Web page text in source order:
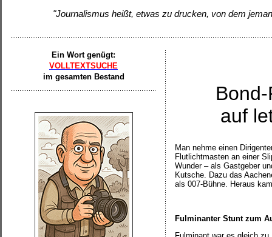
"Journalismus heißt, etwas zu drucken, von dem
Ein Wort genügt:
VOLLTEXTSUCHE
im gesamten Bestand
auf
Man nehme einen
Flutlichtmasten an einer
Wunder – als Gastgeber
Kutsche. Dazu das
als 007-Bühne. Heraus
Fulminanter Stunt zum